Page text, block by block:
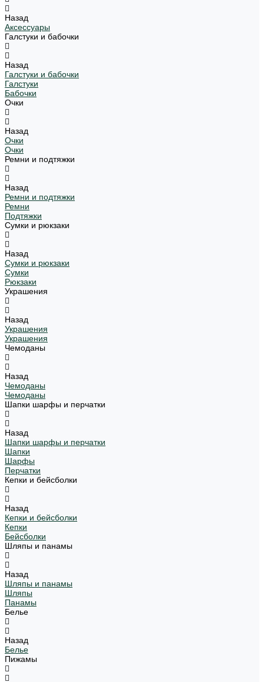
Назад
Аксессуары
Галстуки и бабочки
Назад
Галстуки и бабочки
Галстуки
Бабочки
Очки
Назад
Очки
Очки
Ремни и подтяжки
Назад
Ремни и подтяжки
Ремни
Подтяжки
Сумки и рюкзаки
Назад
Сумки и рюкзаки
Сумки
Рюкзаки
Украшения
Назад
Украшения
Украшения
Чемоданы
Назад
Чемоданы
Чемоданы
Шапки шарфы и перчатки
Назад
Шапки шарфы и перчатки
Шапки
Шарфы
Перчатки
Кепки и бейсболки
Назад
Кепки и бейсболки
Кепки
Бейсболки
Шляпы и панамы
Назад
Шляпы и панамы
Шляпы
Панамы
Белье
Назад
Белье
Пижамы